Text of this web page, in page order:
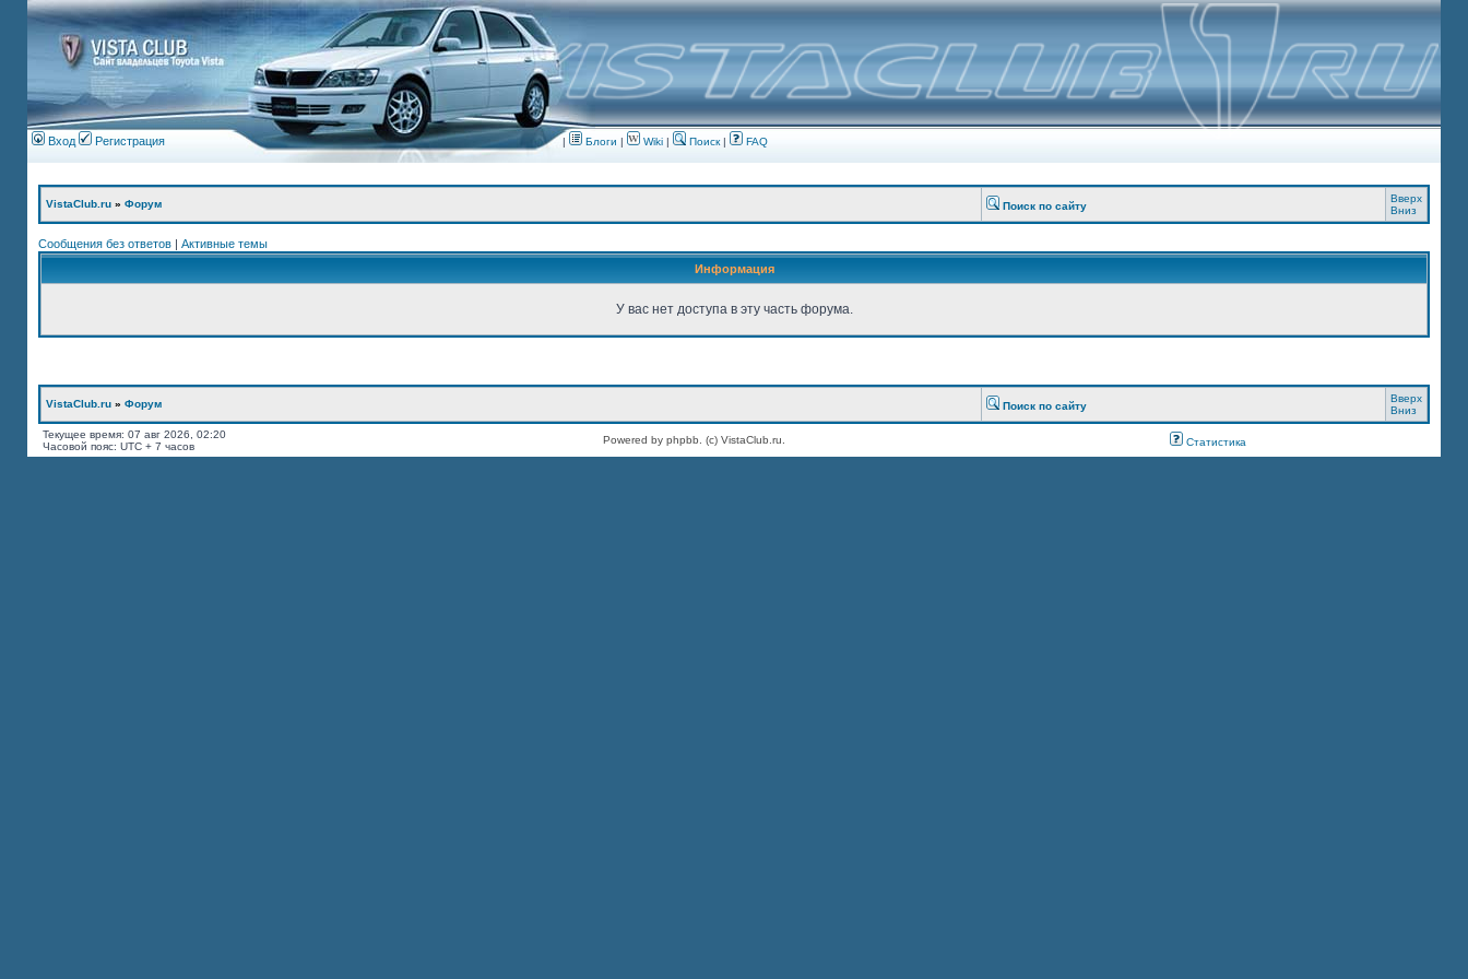
Вход Регистрация | Блоги | Wiki | Поиск| FAQ
VistaClub.ru » Форум Поиск по сайту
Вверх
Вниз
Сообщения без ответов | Активные темы
Информация
У вас нет доступа в эту часть форума.
VistaClub.ru » Форум Поиск по сайту
Вверх
Вниз
Текущее время: 07 авг 2026, 02:20
Часовой пояс: UTC + 7 часов
Powered by phpbb. (c) VistaClub.ru. Статистика